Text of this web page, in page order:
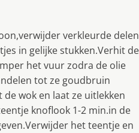
verkleurde delen
in gelijke stukken.Verhit de
het vuur zodra de olie
tot ze goudbruin
wok en laat ze uitlekken
knoflook 1-2 min.in de
het teentje en